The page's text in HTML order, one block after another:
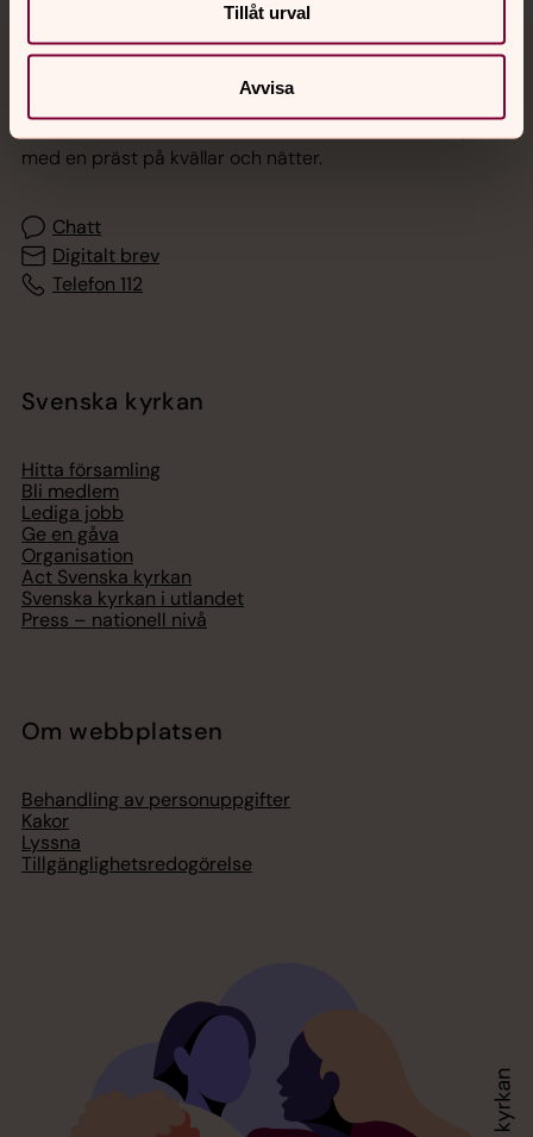
Tillåt urval
Avvisa
Akut samtals- och krisstöd. Prata eller chatta anonymt
med en präst på kvällar och nätter.
Chatt
Digitalt brev
Telefon 112
Svenska kyrkan
Hitta församling
Bli medlem
Lediga jobb
Ge en gåva
Organisation
Act Svenska kyrkan
Svenska kyrkan i utlandet
Press – nationell nivå
Om webbplatsen
Behandling av personuppgifter
Kakor
Lyssna
Tillgänglighetsredogörelse